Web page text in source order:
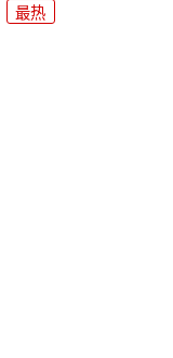
最热